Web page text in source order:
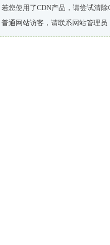
若您使用了CDN产品，请尝试清除
普通网站访客，请联系网站管理员